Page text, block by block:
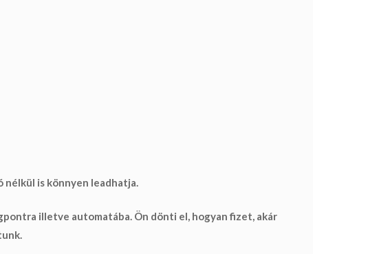
nélkül is könnyen leadhatja.
illetve automatába. Ön dönti el, hogyan fizet, akár